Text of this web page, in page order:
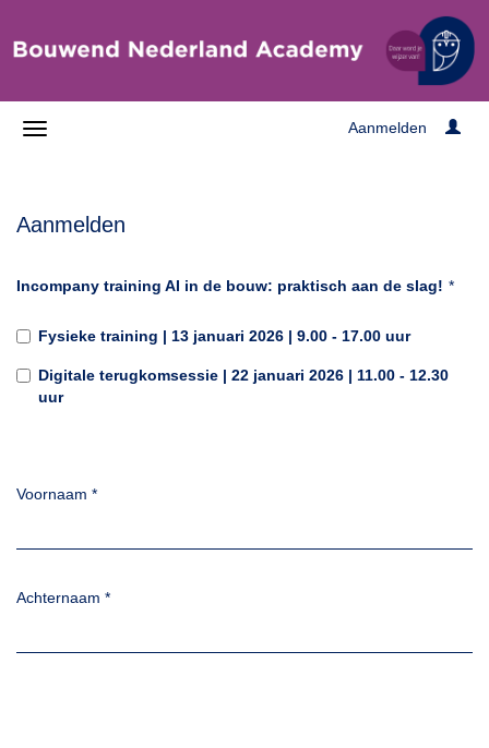
Aanmelden
Aanmelden
Incompany training AI in de bouw: praktisch aan de slag! *
Fysieke training | 13 januari 2026 | 9.00 - 17.00 uur
Digitale terugkomsessie | 22 januari 2026 | 11.00 - 12.30
uur
Voornaam *
Achternaam *